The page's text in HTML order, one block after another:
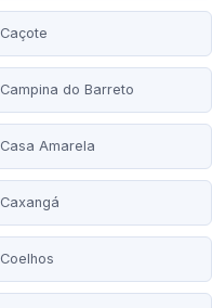
Caçote
Campina do Barreto
Casa Amarela
Caxangá
Coelhos